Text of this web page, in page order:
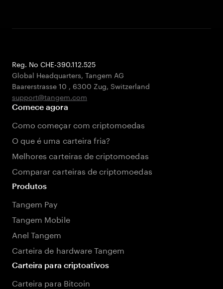
Reg. No CHE-390.112.525
Global Headquarters, Tangem AG
Baarerstrasse 10 , 6300 Zug, Switzerland
support@tangem.com
Comece agora
Como começar com criptomoedas
O que é uma carteira fria?
Melhores carteiras de criptomoedas
Comparar carteiras de criptomoedas
Produtos
Tangem Pay
Tangem Mobile
Anel Tangem
Carteira de hardware Tangem
Carteira para criptoativos
Carteira para Bitcoin